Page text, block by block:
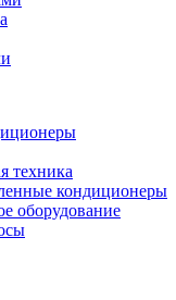
техника
кондиционеры
оборудование